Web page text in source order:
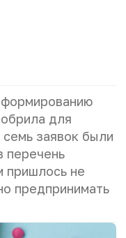
для
заявок были
перечень
пришлось не
предпринимать